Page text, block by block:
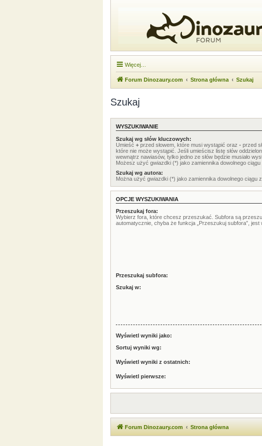
Więcej…
Forum Dinozaury.com Strona główna Szukaj
Szukaj
WYSZUKIWANIE
Szukaj wg słów kluczowych:
Umieść + przed słowem, które musi wystąpić oraz - przed
które nie może wystąpić. Jeśli umieścisz listę słów
wewnątrz nawiasów, tylko jedno ze słów będzie musiało
Możesz użyć gwiazdki (*) jako zamiennika dowolnego ciągu
Szukaj wg autora:
Można użyć gwiazdki (*) jako zamiennika dowolnego ciągu
OPCJE WYSZUKIWANIA
Przeszukaj fora:
Wybierz fora, które chcesz przeszukać. Subfora są
automatycznie, chyba że funkcja „Przeszukuj subfora”, jest
Przeszukaj subfora:
Szukaj w:
Wyświetl wyniki jako:
Sortuj wyniki wg:
Wyświetl wyniki z ostatnich:
Wyświetl pierwsze:
Forum Dinozaury.com Strona główna